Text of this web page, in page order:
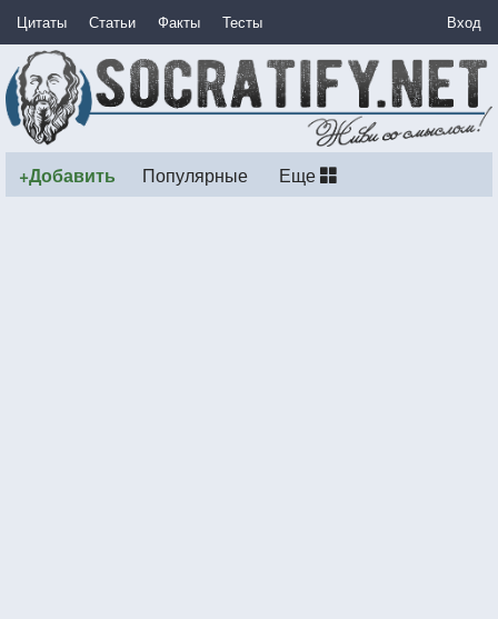
Цитаты Статьи Факты Тесты Вход
+Добавить Популярные Еще